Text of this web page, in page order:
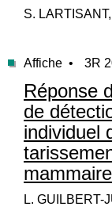
S.
Affiche • 3R
Réponse
de
individuel
L. GUILBERT-